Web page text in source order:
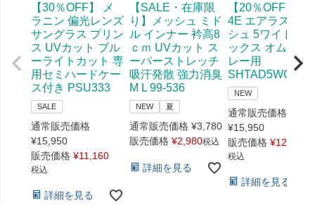
【30％OFF】 メ
ラニン 偏光レンズ
サングラス プリン
ス UVカット ブル
ーライトカット 専
用セミハードケー
ス付き PSU333
SALE
通常販売価格
¥15,950
販売価格 ¥11,160
税込
詳細を見る
【SALE・在庫限
り】メッシュ ミド
ル インナー 衿高8
ｃｍ UVカット ス
ーパーストレッチ
吸汗発散 強力消臭
M L 99-536
NEW 夏
通常販売価格 ¥3,780
販売価格 ¥2,980税込
詳細を見る
【20％OFF】幅
4E エアラスダッ
シュ 5ワイド ヨ
ックス オムニ・
レー用
SHTAD5WG 519
NEW
通常販売価格
¥15,950
販売価格 ¥12,760
税込
詳細を見る